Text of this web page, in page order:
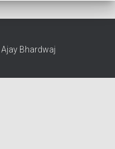
Ajay Bhardwaj